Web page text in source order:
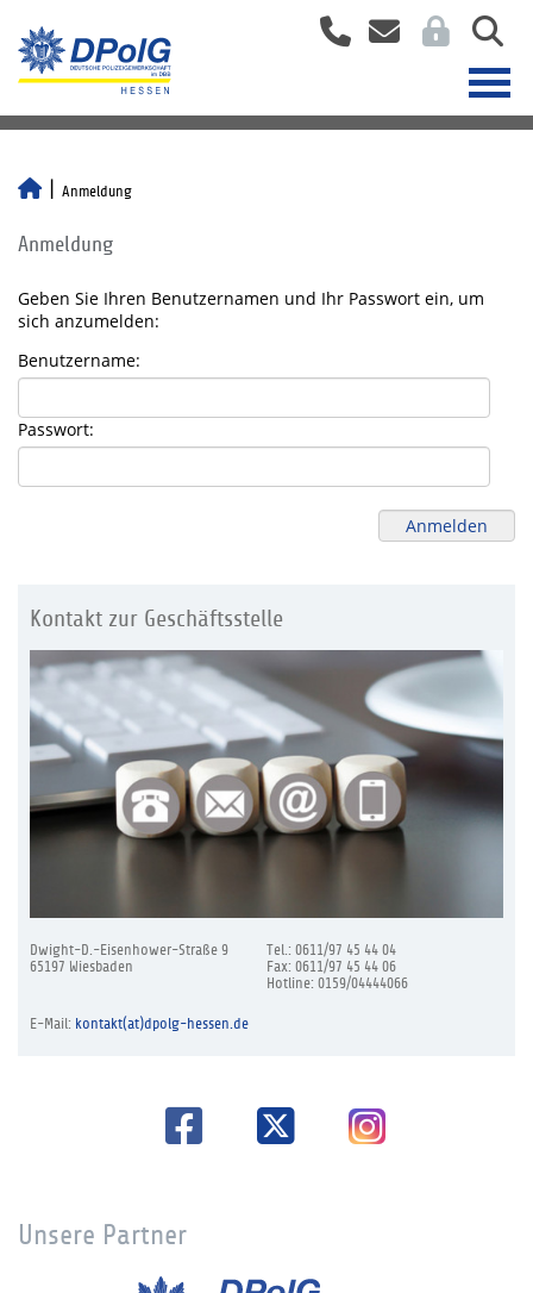
Anmeldung
Anmeldung
Geben Sie Ihren Benutzernamen und Ihr Passwort ein, um
sich anzumelden:
Benutzername:
Passwort:
Kontakt zur Geschäftsstelle
Dwight-D.-Eisenhower-Straße 9
65197 Wiesbaden
Tel.: 0611/97 45 44 04
Fax: 0611/97 45 44 06
Hotline: 0159/04444066
E-Mail: kontakt(at)dpolg-hessen.de
Unsere Partner